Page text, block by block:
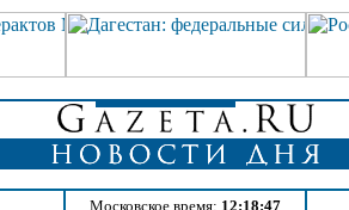
Московское время: 12:18:47